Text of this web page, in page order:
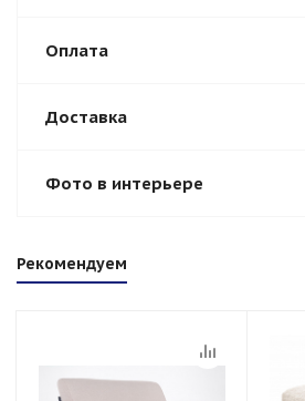
Оплата
Доставка
Фото в интерьере
Рекомендуем